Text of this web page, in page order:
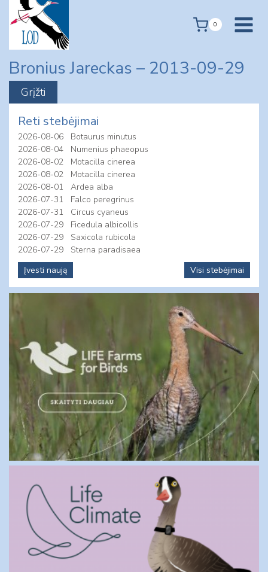
content
0
Bronius Jareckas – 2013-09-29
Reti stebėjimai
2026-08-06
Botaurus minutus
2026-08-04
Numenius phaeopus
2026-08-02
Motacilla cinerea
2026-08-02
Motacilla cinerea
2026-08-01
Ardea alba
2026-07-31
Falco peregrinus
2026-07-31
Circus cyaneus
2026-07-29
Ficedula albicollis
2026-07-29
Saxicola rubicola
2026-07-29
Sterna paradisaea
Įvesti naują
Visi stebėjimai